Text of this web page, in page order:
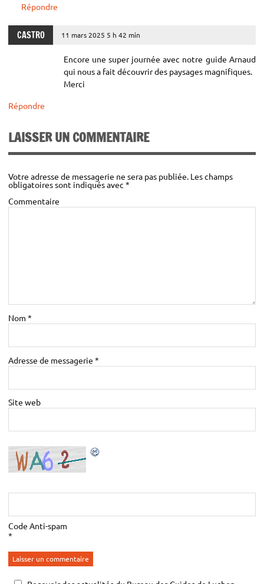
Répondre
CASTRO 11 mars 2025 5 h 42 min
Encore une super journée avec notre guide Arnaud
qui nous a fait découvrir des paysages magnifiques.
Merci
Répondre
LAISSER UN COMMENTAIRE
Votre adresse de messagerie ne sera pas publiée. Les champs
obligatoires sont indiqués avec*
Commentaire
Nom*
Adresse de messagerie*
Site web
Code Anti-spam
*